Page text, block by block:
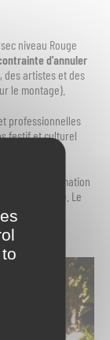
niveau Rouge
d’annuler
des artistes et des
le montage).
professionnelles
festif et culturel
reprogrammation
culturelle. Le
le 18